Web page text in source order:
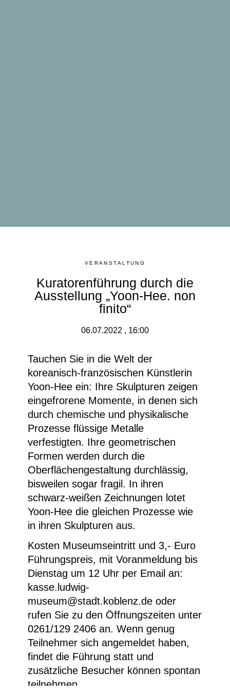
VERANSTALTUNG
Kuratorenführung durch die
Ausstellung „Yoon-Hee. non
finito“
06.07.2022 , 16:00
Tauchen Sie in die Welt der
koreanisch-französischen Künstlerin
Yoon-Hee ein: Ihre Skulpturen zeigen
eingefrorene Momente, in denen sich
durch chemische und physikalische
Prozesse flüssige Metalle
verfestigten. Ihre geometrischen
Formen werden durch die
Oberflächengestaltung durchlässig,
bisweilen sogar fragil. In ihren
schwarz-weißen Zeichnungen lotet
Yoon-Hee die gleichen Prozesse wie
in ihren Skulpturen aus.
Kosten Museumseintritt und 3,- Euro
Führungspreis, mit Voranmeldung bis
Dienstag um 12 Uhr per Email an:
kasse.ludwig-
museum@stadt.koblenz.de oder
rufen Sie zu den Öffnungszeiten unter
0261/129 2406 an. Wenn genug
Teilnehmer sich angemeldet haben,
findet die Führung statt und
zusätzliche Besucher können spontan
teilnehmen.